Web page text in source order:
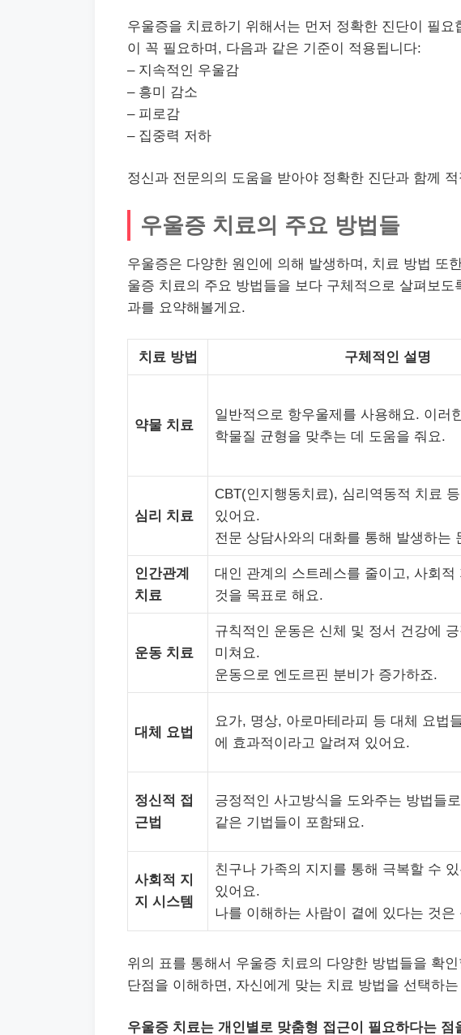
우울증을 치료하기 위해서는 먼저 정확한 진단이 필
이 꼭 필요하며, 다음과 같은 기준이 적용됩니다:
– 지속적인 우울감
– 흥미 감소
– 피로감
– 집중력 저하
정신과 전문의의 도움을 받아야 정확한 진단과 함께
우울증 치료의 주요 방법들
우울증은 다양한 원인에 의해 발생하며, 치료 방법 또
울증 치료의 주요 방법들을 보다 구체적으로 살펴보
과를 요약해볼게요.
치료 방법 구체적인 설명
약물 치료
일반적으로 항우울제를 사용해요. 이러
학물질 균형을 맞추는 데 도움을 줘요.
심리 치료
CBT(인지행동치료), 심리역동적 치료
있어요.
전문 상담사와의 대화를 통해 발생하는
인간관계
치료
대인 관계의 스트레스를 줄이고, 사회적
것을 목표로 해요.
운동 치료
규칙적인 운동은 신체 및 정서 건강에
미쳐요.
운동으로 엔도르핀 분비가 증가하죠.
대체 요법
요가, 명상, 아로마테라피 등 대체 요법
에 효과적이라고 알려져 있어요.
정신적 접
근법
긍정적인 사고방식을 도와주는 방법들
같은 기법들이 포함돼요.
사회적 지
지 시스템
친구나 가족의 지지를 통해 극복할 수
있어요.
나를 이해하는 사람이 곁에 있다는 것은
위의 표를 통해서 우울증 치료의 다양한 방법들을 확
단점을 이해하면, 자신에게 맞는 치료 방법을 선택하
우울증 치료는 개인별로 맞춤형 접근이 필요하다는